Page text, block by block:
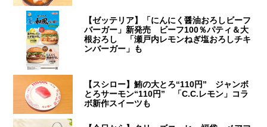
【ゼッテリア】「にんにく醤油おろしビーフ
バーガー」新発売 ビーフ100％パティ＆大
根おろし 「瀬戸内レモンねぎ塩おろしチキ
ンバーガー」も
【スシロー】鮪の大とろ“110円” ジャンボ
とろサーモン“110円” 「C.C.レモン」コラ
ボ新作スイーツも